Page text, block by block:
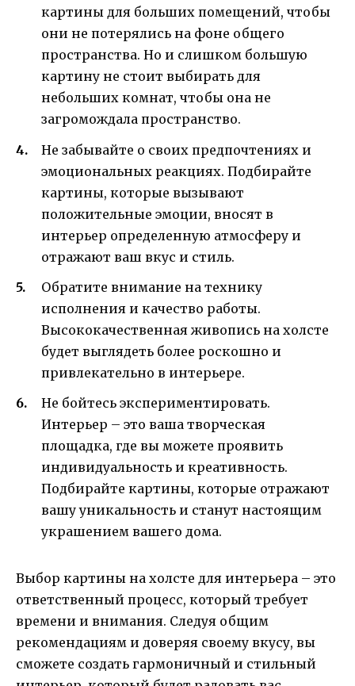
картины для больших помещений, чтобы
они не потерялись на фоне общего
пространства. Но и слишком большую
картину не стоит выбирать для
небольших комнат, чтобы она не
загромождала пространство.
Не забывайте о своих предпочтениях и
эмоциональных реакциях. Подбирайте
картины, которые вызывают
положительные эмоции, вносят в
интерьер определенную атмосферу и
отражают ваш вкус и стиль.
Обратите внимание на технику
исполнения и качество работы.
Высококачественная живопись на холсте
будет выглядеть более роскошно и
привлекательно в интерьере.
Не бойтесь экспериментировать.
Интерьер – это ваша творческая
площадка, где вы можете проявить
индивидуальность и креативность.
Подбирайте картины, которые отражают
вашу уникальность и станут настоящим
украшением вашего дома.
Выбор картины на холсте для интерьера – это
ответственный процесс, который требует
времени и внимания. Следуя общим
рекомендациям и доверяя своему вкусу, вы
сможете создать гармоничный и стильный